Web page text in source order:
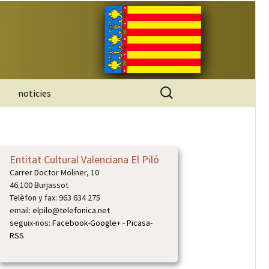
noticies
Buscar:
Entitat Cultural Valenciana El Piló
Carrer Doctor Moliner, 10
46.100 Burjassot
Telèfon y fax: 963 634 275
email: elpilo@telefonica.net
seguix-nos: Facebook-Google+-Picasa-
RSS